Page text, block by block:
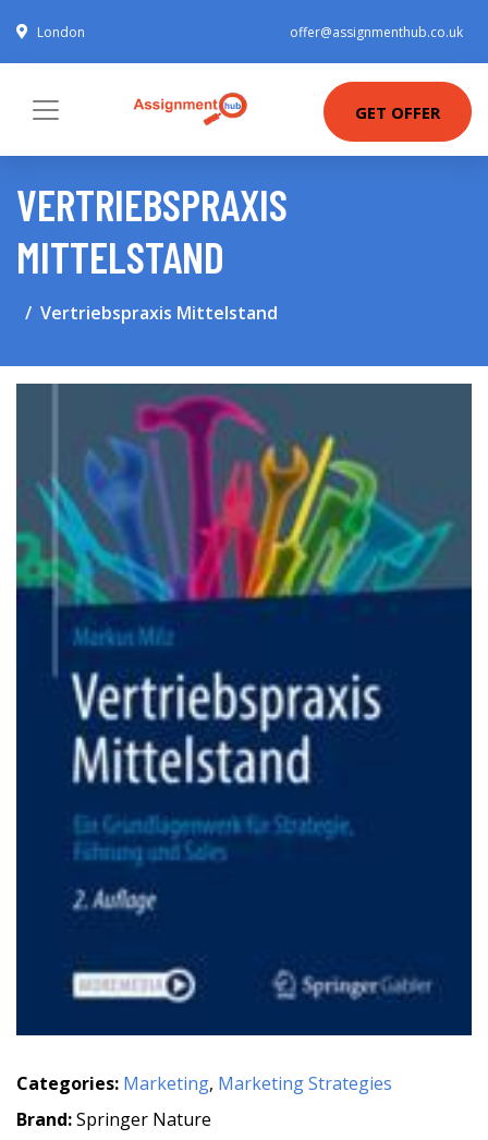
London offer@assignmenthub.co.uk
GET OFFER
VERTRIEBSPRAXIS
MITTELSTAND
Vertriebspraxis Mittelstand
Categories: Marketing, Marketing Strategies
Brand:Springer Nature